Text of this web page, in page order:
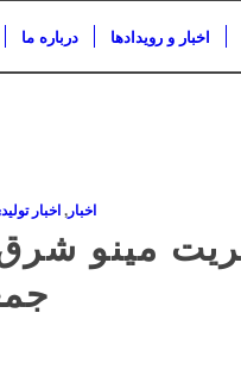
درباره ما اخبار و رویدادها
اخبار,اخبار
مینو